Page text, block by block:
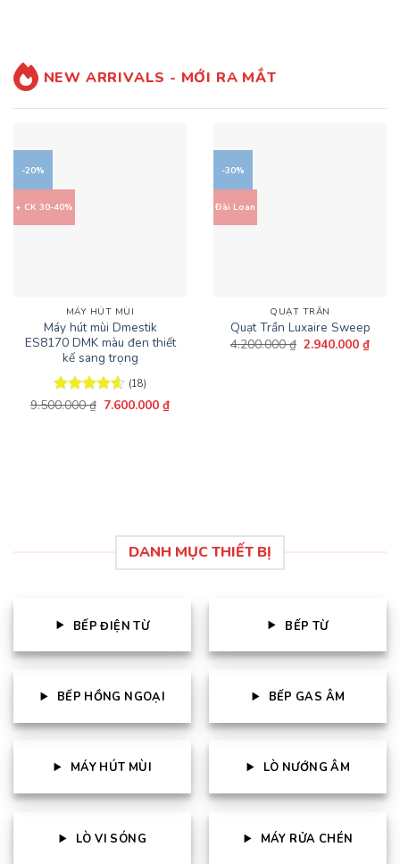
NEW ARRIVALS - MỚI RA MẮT
-20%
+ CK 30-40%
MÁY HÚT MÙI
Máy hút mùi Dmestik
ES8170 DMK màu đen thiết
kế sang trọng
Được xếp
(18)
9.500.000₫ Giá
7.600.000₫Giá
-30%
Đài Loan
QUẠT TRẦN
Quạt Trần Luxaire Sweep
4.200.000₫ Giá
2.940.000₫Giá
DANH MỤC THIẾT BỊ
BẾP ĐIỆN TỪ BẾP TỪ
BẾP HỒNG NGOẠI BẾP GAS ÂM
MÁY HÚT MÙI LÒ NƯỚNG ÂM
LÒ VI SÓNG MÁY RỬA CHÉN